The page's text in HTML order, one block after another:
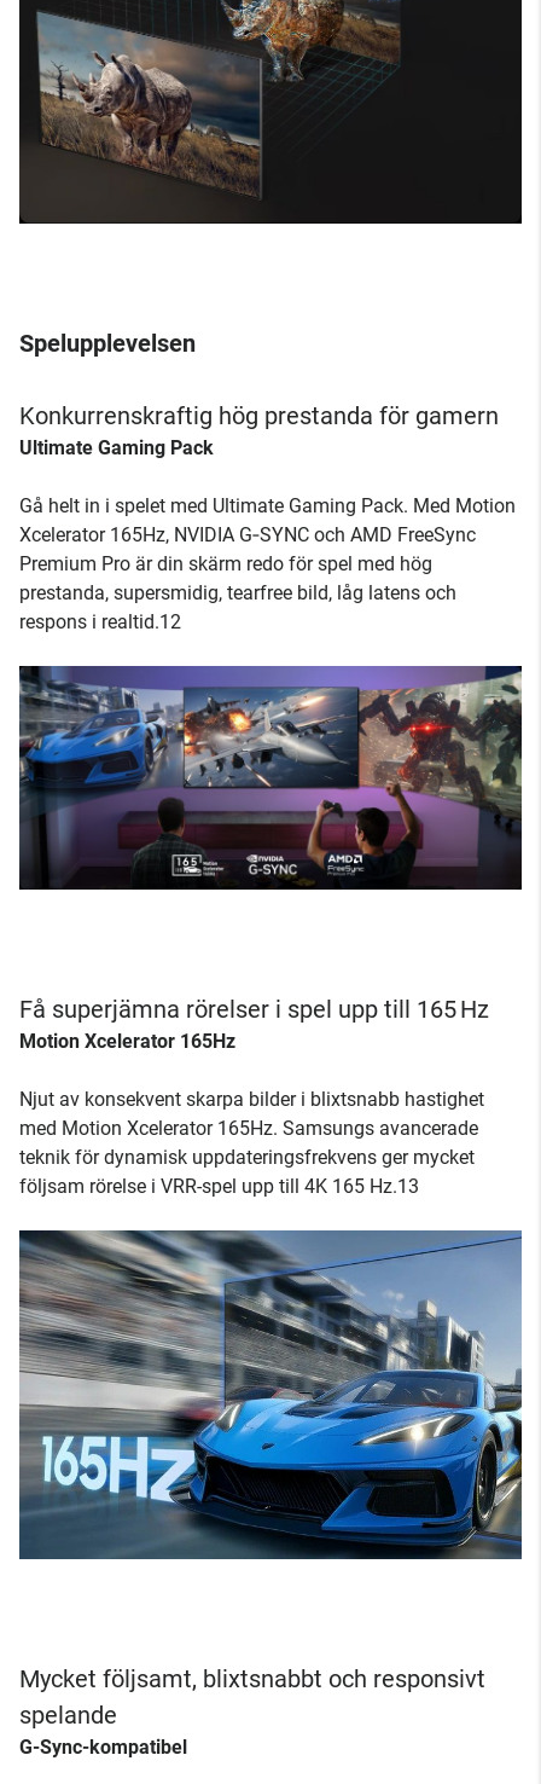
Spelupplevelsen
Konkurrenskraftig hög prestanda för gamern
Ultimate Gaming Pack
Gå helt in i spelet med Ultimate Gaming Pack. Med Motion
Xcelerator 165Hz, NVIDIA G‑SYNC och AMD FreeSync
Premium Pro är din skärm redo för spel med hög
prestanda, supersmidig, tearfree bild, låg latens och
respons i realtid.12
Få superjämna rörelser i spel upp till 165 Hz
Motion Xcelerator 165Hz
Njut av konsekvent skarpa bilder i blixtsnabb hastighet
med Motion Xcelerator 165Hz. Samsungs avancerade
teknik för dynamisk uppdateringsfrekvens ger mycket
följsam rörelse i VRR-spel upp till 4K 165 Hz.13
Mycket följsamt, blixtsnabbt och responsivt
spelande
G-Sync-kompatibel